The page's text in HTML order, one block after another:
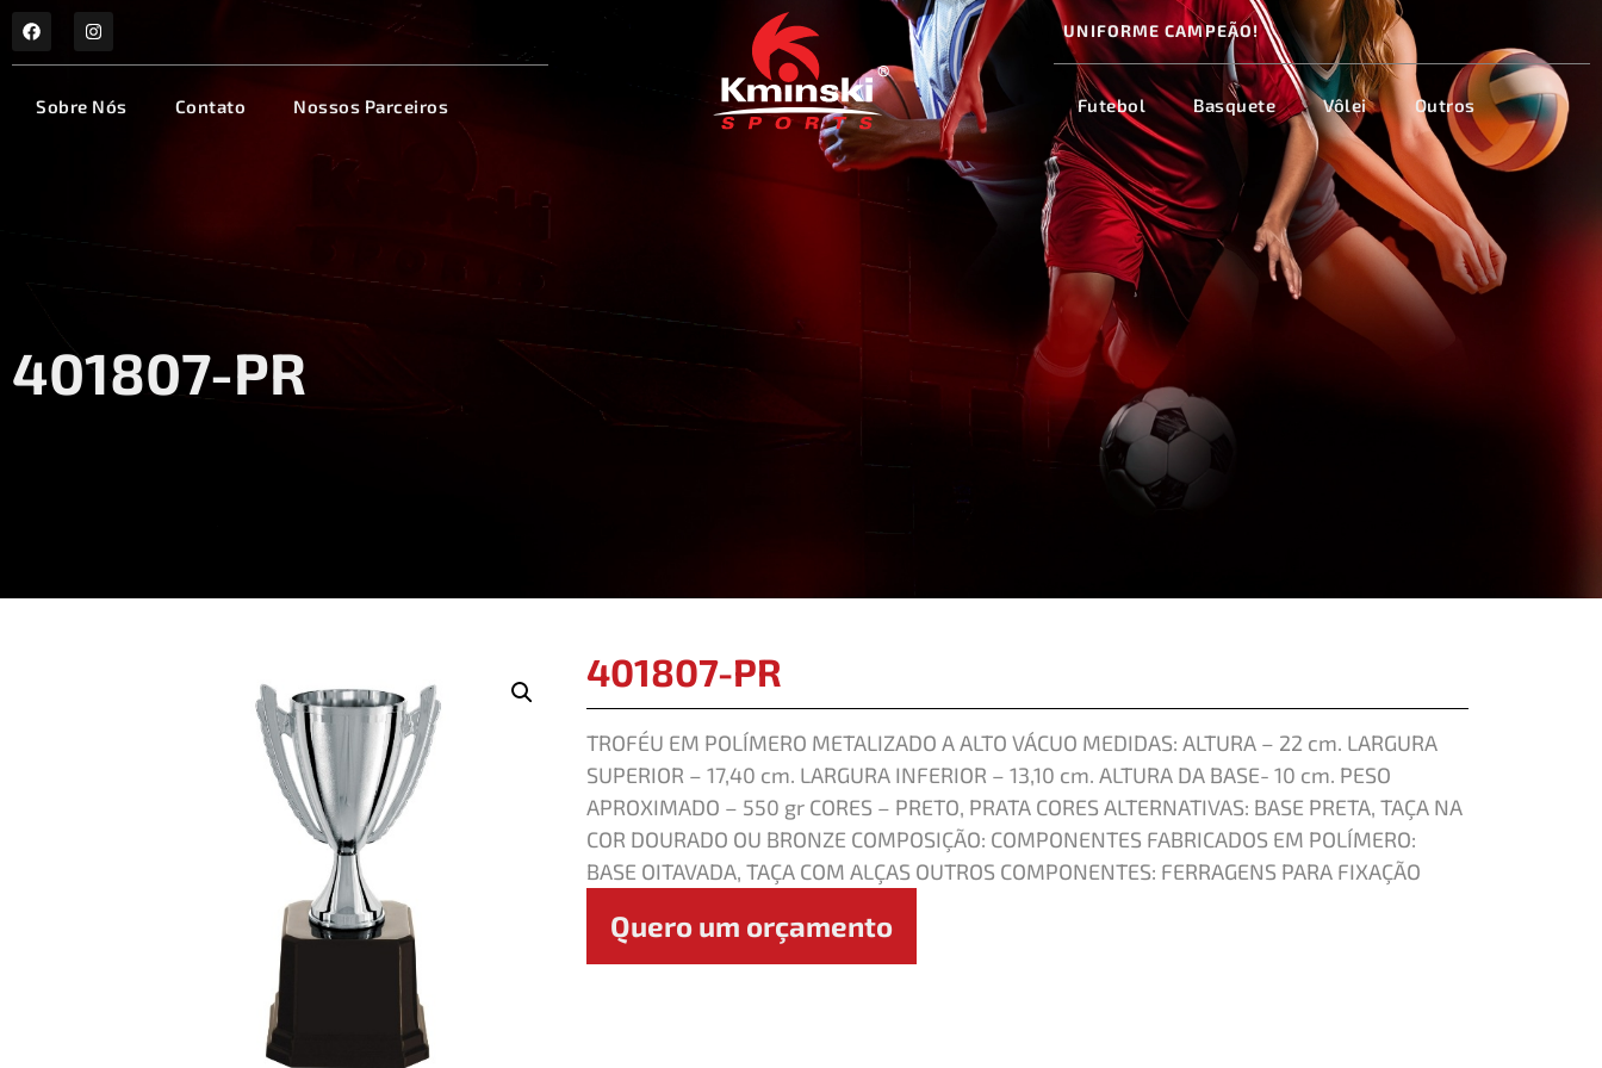
Sobre Nós Contato Nossos Parceiros
UNIFORME CAMPEÃO!
Futebol Basquete Vôlei Outros
401807-PR
401807-PR
TROFÉU EM POLÍMERO METALIZADO A ALTO VÁCUO MEDIDAS: ALTURA – 22 cm. LARGURA
SUPERIOR – 17,40 cm. LARGURA INFERIOR – 13,10 cm. ALTURA DA BASE- 10 cm. PESO
APROXIMADO – 550 gr CORES – PRETO, PRATA CORES ALTERNATIVAS: BASE PRETA, TAÇA NA
COR DOURADO OU BRONZE COMPOSIÇÃO: COMPONENTES FABRICADOS EM POLÍMERO:
BASE OITAVADA, TAÇA COM ALÇAS OUTROS COMPONENTES: FERRAGENS PARA FIXAÇÃO
Quero um orçamento